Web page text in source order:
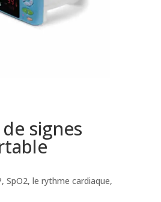
signes
SpO2, le rythme cardiaque,